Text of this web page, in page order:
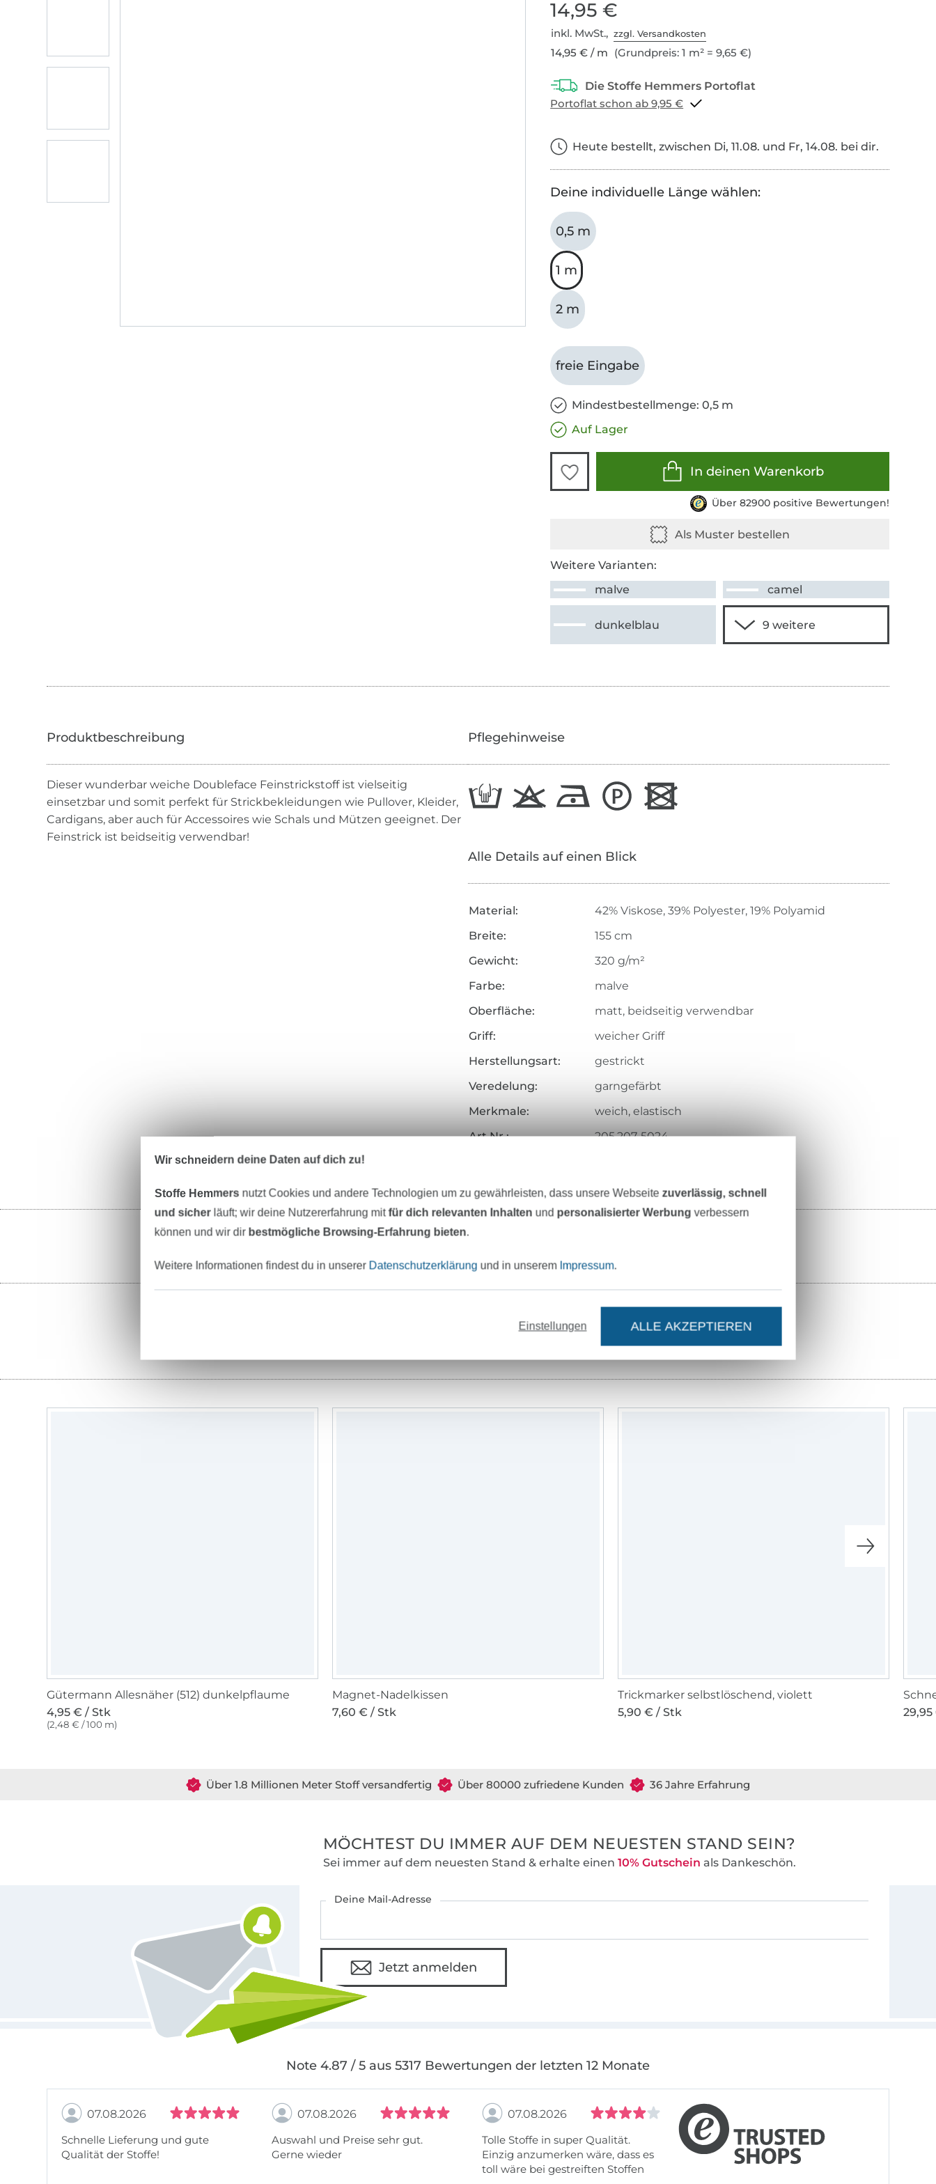
14,95 €
inkl. MwSt.,zzgl. Versandkosten
14,95 € / m (Grundpreis: 1 m² = 9,65 €)
Portoflat schon ab 9,95 €
Heute bestellt, zwischen Di, 11.08. und Fr, 14.08. bei dir.
Deine individuelle Länge wählen:
0,5 m
1 m
2 m
freie Eingabe
Mindestbestellmenge: 0,5 m
Auf Lager
In deinen Warenkorb
Über 82900 positive Bewertungen!
Weitere Varianten:
malve
camel
dunkelblau
Dieser wunderbar weiche Doubleface Feinstrickstoff ist vielseitig
einsetzbar und somit perfekt für Strickbekleidungen wie Pullover, Kleider,
Cardigans, aber auch für Accessoires wie Schals und Mützen geeignet. Der
Feinstrick ist beidseitig verwendbar!
Pflegehinweise
Alle Details auf einen Blick
Material:
42% Viskose, 39% Polyester, 19% Polyamid
Breite:
155 cm
Gewicht:
320 g/m²
Farbe:
malve
Oberfläche:
matt, beidseitig verwendbar
Griff:
weicher Griff
Herstellungsart:
gestrickt
Veredelung:
garngefärbt
Merkmale:
weich, elastisch
Art.Nr.:
205.207-5024
Schnittmuster
Gütermann Allesnäher (512) dunkelpflaume
4,95 € / Stk
(2,48 € / 100 m)
Magnet-Nadelkissen
7,60 € / Stk
Trickmarker selbstlöschend, violett
5,90 € / Stk
Über 1.8 Millionen Meter Stoff versandfertig Über 80000 zufriedene Kunden 36 Jahre Erfahrung
MÖCHTEST DU IMMER AUF DEM NEUESTEN STAND SEIN?
Sei immer auf dem neuesten Stand & erhalte einen 10% Gutschein als Dankeschön.
Deine Mail-Adresse
Jetzt anmelden
Note 4.87 / 5 aus 5317 Bewertungen der letzten 12 Monate
07.08.2026
Schnelle Lieferung und gute
Qualität der Stoffe!
07.08.2026
Auswahl und Preise sehr gut.
Gerne wieder
07.08.2026
Tolle Stoffe in super Qualität.
Einzig anzumerken wäre, dass es
toll wäre bei gestreiften Stoffen
Wir schneidern deine Daten auf dich zu!
Stoffe Hemmers nutzt Cookies und andere Technologien um zu gewährleisten, dass unsere Webseitezuverlässig, schnell
und sicherläuft; wir deine Nutzererfahrung mitfür dich relevanten Inhalten und personalisierter Werbung verbessern
können und wir dir bestmögliche Browsing-Erfahrung bieten.
Weitere Informationen findest du in unserer Datenschutzerklärung und in unserem Impressum.
Einstellungen ALLE AKZEPTIEREN